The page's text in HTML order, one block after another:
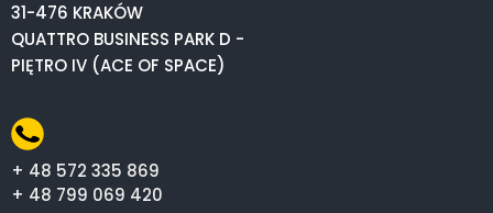
31-476 KRAKÓW
QUATTRO BUSINESS PARK D -
PIĘTRO IV (ACE OF SPACE)
+ 48 572 335 869
+ 48 799 069 420